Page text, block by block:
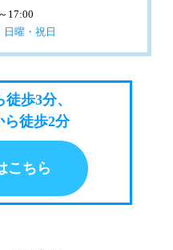
17:00
曜・祝日
歩3分、
ら徒歩2分
こちら